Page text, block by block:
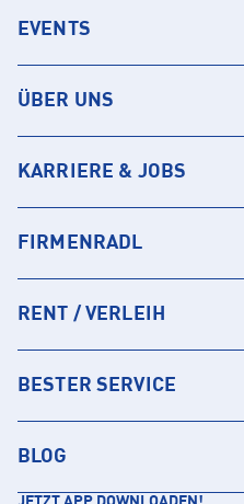
EVENTS
ÜBER UNS
KARRIERE & JOBS
FIRMENRADL
RENT / VERLEIH
BESTER SERVICE
BLOG